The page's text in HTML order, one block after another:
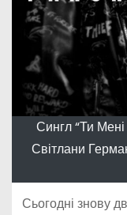
Сингл “Ти
Світлани
Сьогодні знову